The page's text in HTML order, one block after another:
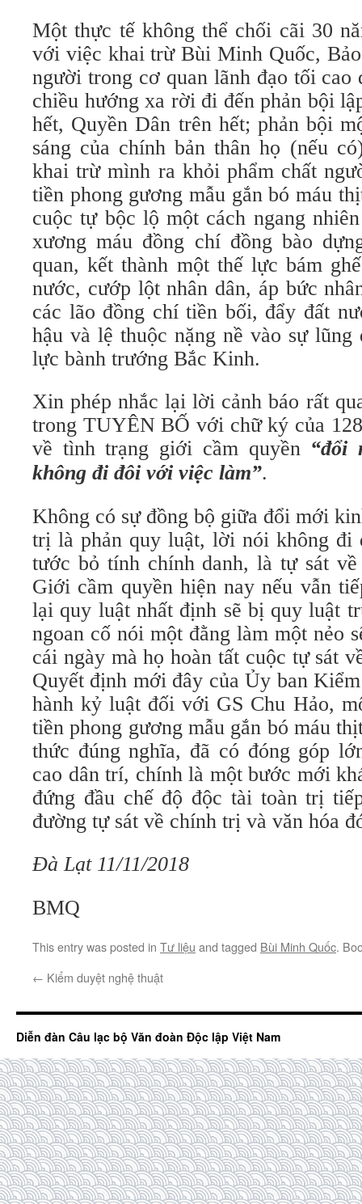
Một thực tế không thể chối cãi 30
với việc khai trừ Bùi Minh Quốc,
người trong cơ quan lãnh đạo tối cao
chiều hướng xa rời đi đến phản bội
hết, Quyền Dân trên hết; phản bội
sáng của chính bản thân họ (nếu
khai trừ mình ra khỏi phẩm chất
tiền phong gương mẫu gắn bó máu
cuộc tự bộc lộ một cách ngang
xương máu đồng chí đồng bào
quan, kết thành một thế lực bám
nước, cướp lột nhân dân, áp bức
các lão đồng chí tiền bối, đẩy đất
hậu và lệ thuộc nặng nề vào sự lũng
lực bành trướng Bắc Kinh.
Xin phép nhắc lại lời cảnh báo rất
trong TUYÊN BỐ với chữ ký của
về tình trạng giới cầm quyền “đổi
không đi đôi với việc làm”.
Không có sự đồng bộ giữa đổi mới
trị là phản quy luật, lời nói không
tước bỏ tính chính danh, là tự sát
Giới cầm quyền hiện nay nếu vẫn
lại quy luật nhất định sẽ bị quy luật
ngoan cố nói một đằng làm một nẻo
cái ngày mà họ hoàn tất cuộc tự sát
Quyết định mới đây của Ủy ban
hành kỷ luật đối với GS Chu Hảo,
tiền phong gương mẫu gắn bó máu
thức đúng nghĩa, đã có đóng góp
cao dân trí, chính là một bước mới
đứng đầu chế độ độc tài toàn trị
đường tự sát về chính trị và văn hóa
Đà Lạt 11/11/2018
BMQ
This entry was posted in Tư liệu and tagged Bùi Minh Quốc.
← Kiểm duyệt nghệ thuật
Diễn đàn Câu lạc bộ Văn đoàn Độc lập Việt Nam